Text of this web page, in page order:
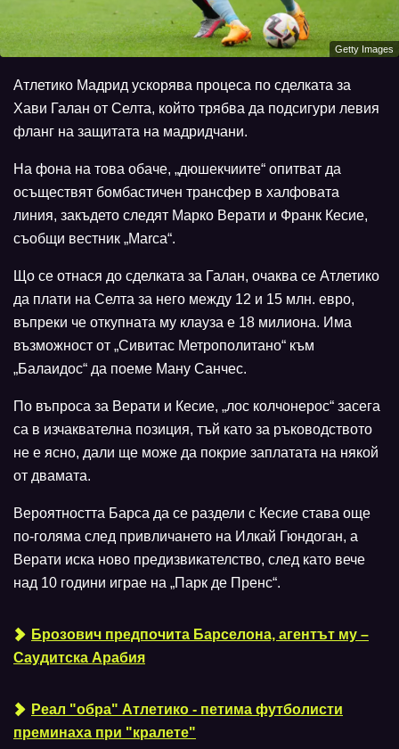
Getty Images
Атлетико Мадрид ускорява процеса по сделката за
Хави Галан от Селта, който трябва да подсигури левия
фланг на защитата на мадридчани.
На фона на това обаче, „дюшекчиите“ опитват да
осъществят бомбастичен трансфер в халфовата
линия, закъдето следят Марко Верати и Франк Кесие,
съобщи вестник „Marca“.
Що се отнася до сделката за Галан, очаква се Атлетико
да плати на Селта за него между 12 и 15 млн. евро,
въпреки че откупната му клауза е 18 милиона. Има
възможност от „Сивитас Метрополитано“ към
„Балаидос“ да поеме Ману Санчес.
По въпроса за Верати и Кесие, „лос колчонерос“ засега
са в изчаквателна позиция, тъй като за ръководството
не е ясно, дали ще може да покрие заплатата на някой
от двамата.
Вероятността Барса да се раздели с Кесие става още
по-голяма след привличането на Илкай Гюндоган, а
Верати иска ново предизвикателство, след като вече
над 10 години играе на „Парк де Пренс“.
Брозович предпочита Барселона, агентът му –
Саудитска Арабия
Реал "обра" Атлетико - петима футболисти
преминаха при "кралете"